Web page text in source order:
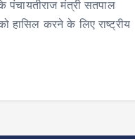
मंत्री सतपाल
हासिल करने के लिए राष्ट्रीय